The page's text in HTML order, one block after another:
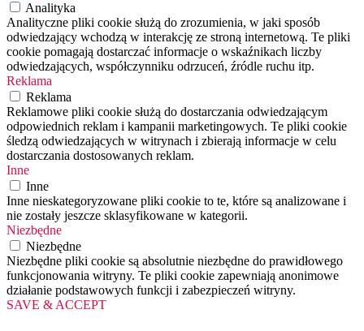
Analityka
Analityczne pliki cookie służą do zrozumienia, w jaki sposób
odwiedzający wchodzą w interakcję ze stroną internetową. Te pliki
cookie pomagają dostarczać informacje o wskaźnikach liczby
odwiedzających, współczynniku odrzuceń, źródle ruchu itp.
Reklama
Reklama
Reklamowe pliki cookie służą do dostarczania odwiedzającym
odpowiednich reklam i kampanii marketingowych. Te pliki cookie
śledzą odwiedzających w witrynach i zbierają informacje w celu
dostarczania dostosowanych reklam.
Inne
Inne
Inne nieskategoryzowane pliki cookie to te, które są analizowane i
nie zostały jeszcze sklasyfikowane w kategorii.
Niezbędne
Niezbędne
Niezbędne pliki cookie są absolutnie niezbędne do prawidłowego
funkcjonowania witryny. Te pliki cookie zapewniają anonimowe
działanie podstawowych funkcji i zabezpieczeń witryny.
SAVE & ACCEPT